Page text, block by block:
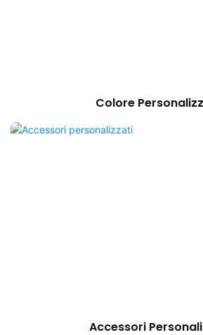
Colore
Accessori